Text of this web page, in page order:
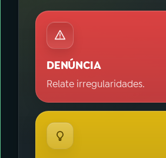
DENÚNCIA
Relate irregularidades.